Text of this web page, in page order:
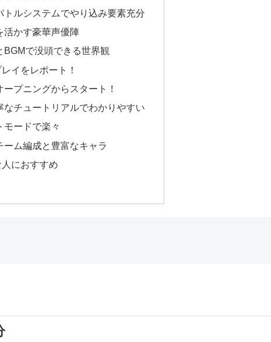
トルシステムでやり込み要素充分
活かす豪華声優陣
BGMで没頭できる世界観
イをレポート！
プニングからスタート！
なチュートリアルでわかりやすい
モードで楽々
ム編成と豊富なキャラ
におすすめ